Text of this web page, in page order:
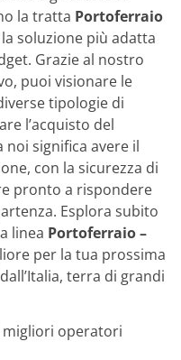
la tratta Portoferraio
soluzione più adatta
Grazie al nostro
puoi visionare le
tipologie di
l’acquisto del
significa avere il
con la sicurezza di
pronto a rispondere
Esplora subito
linea Portoferraio –
per la tua prossima
terra di grandi
operatori